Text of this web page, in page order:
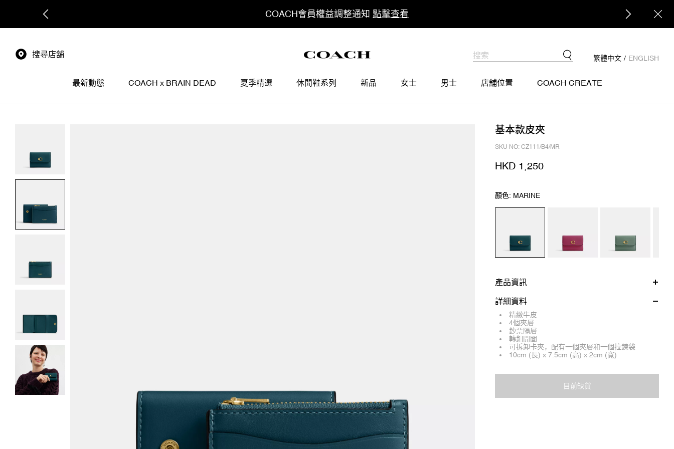
COACH會員權益調整通知 點擊查看
搜尋店舖 繁體中文 / ENGLISH
最新動態 COACH x BRAIN DEAD 夏季精選 休閒鞋系列 新品 女士 男士 店舖位置 COACH CREATE
基本款皮夾
SKU NO: CZ111/B4/MR
HKD 1,250
顏色: MARINE
產品資訊
詳細資料
精緻牛皮
4個夾層
鈔票隔層
轉釦開闔
可拆卸卡夾，配有一個夾層和一個拉鍊袋
10cm (長) x 7.5cm (高) x 2cm (寬)
目前缺貨